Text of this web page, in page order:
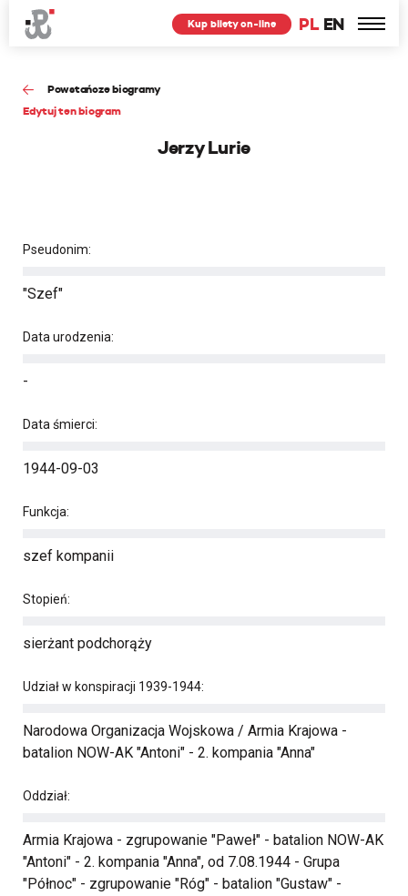
PL EN
Kup bilety on-line
Powstańcze biogramy
Edytuj ten biogram
Jerzy Lurie
Pseudonim:
"Szef"
Data urodzenia:
-
Data śmierci:
1944-09-03
Funkcja:
szef kompanii
Stopień:
sierżant podchorąży
Udział w konspiracji 1939-1944:
Narodowa Organizacja Wojskowa / Armia Krajowa -
batalion NOW-AK "Antoni" - 2. kompania "Anna"
Oddział:
Armia Krajowa - zgrupowanie "Paweł" - batalion NOW-AK
"Antoni" - 2. kompania "Anna", od 7.08.1944 - Grupa
"Północ" - zgrupowanie "Róg" - batalion "Gustaw" -